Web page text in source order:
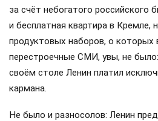
за счёт небогатого
и бесплатная квартира в Кремле,
продуктовых наборов, о которых
перестроечные СМИ, увы, не
своём столе Ленин платил
кармана.
Не было и разносолов: Ленин